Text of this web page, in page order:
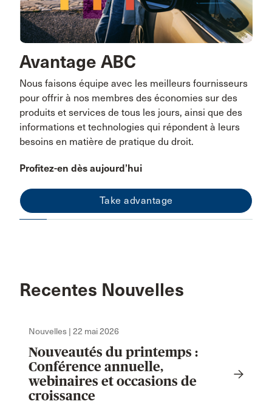
Avantage ABC
Nous faisons équipe avec les meilleurs fournisseurs
pour offrir à nos membres des économies sur des
produits et services de tous les jours, ainsi que des
informations et technologies qui répondent à leurs
besoins en matière de pratique du droit.
Profitez-en dès aujourd’hui
Take advantage
Recentes Nouvelles
Nouvelles | 22 mai 2026
Nouveautés du printemps :
Conférence annuelle,
webinaires et occasions de
croissance